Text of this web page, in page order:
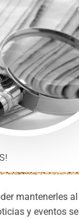
mantenerles
y eventos